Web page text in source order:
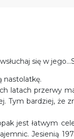
się w
nastolatkę.
latach przerwy
Tym bardziej, że
jest łatwym
Jesienią